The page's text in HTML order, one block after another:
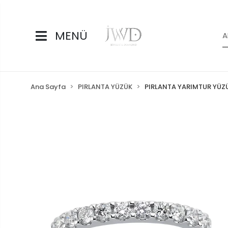
MENÜ
Ana Sayfa PIRLANTA YÜZÜK PIRLANTA YARIMTUR